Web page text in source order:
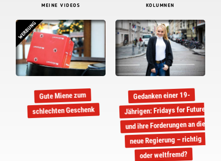
MEINE VIDEOS
WERBUNG
Gute Miene zum
schlechten Geschenk
KOLUMNEN
Gedanken einer 19-
Jährigen: Fridays for Future
und ihre Forderungen an die
neue Regierung – richtig
oder weltfremd?